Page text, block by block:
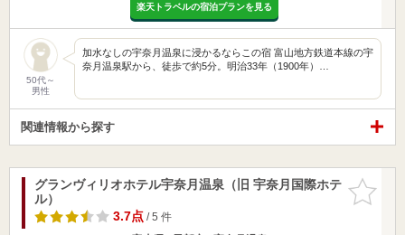
楽天トラベルの宿泊プランを見る
50代～
男性
加水なしの宇奈月温泉に浸かるならこの宿 富山地方鉄道本線の宇
奈月温泉駅から、徒歩で約5分。明治33年（1900年）…
関連情報から探す
お気に入
りに追加
グランヴィリオホテル宇奈月温泉（旧 宇奈月国際ホテ
ル）
3.7点/ 5 件